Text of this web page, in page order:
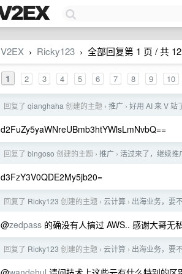
V2EX › Ricky123 › 全部回复第 1 页 / 共
1 2 3 4 5 6 7 8 9 10
回复了 qianghaha 创建的主题 › 推广 › 好用 AI 来 V 站
d2FuZy5yaWNreUBmb3htYWlsLmNvbQ==
回复了 bingoso 创建的主题 › 推广 › 活过来了，继续推
d3FzY3V0QDE2My5jb20=
回复了 Ricky123 创建的主题 › 云计算 › 出海业务，要
@zedpass 的确没有人搞过 AWS.. 感谢大哥无
回复了 Ricky123 创建的主题 › 云计算 › 出海业务，要